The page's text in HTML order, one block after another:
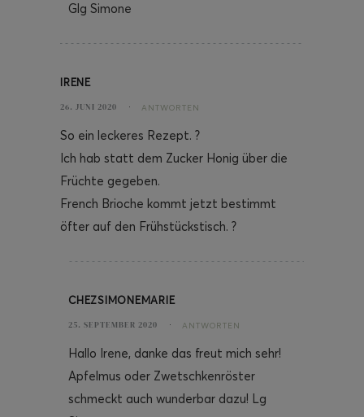
Glg Simone
IRENE
26. JUNI 2020 ANTWORTEN
So ein leckeres Rezept. ?
Ich hab statt dem Zucker Honig über die
Früchte gegeben.
French Brioche kommt jetzt bestimmt
öfter auf den Frühstückstisch. ?
CHEZSIMONEMARIE
25. SEPTEMBER 2020 ANTWORTEN
Hallo Irene, danke das freut mich sehr!
Apfelmus oder Zwetschkenröster
schmeckt auch wunderbar dazu! Lg